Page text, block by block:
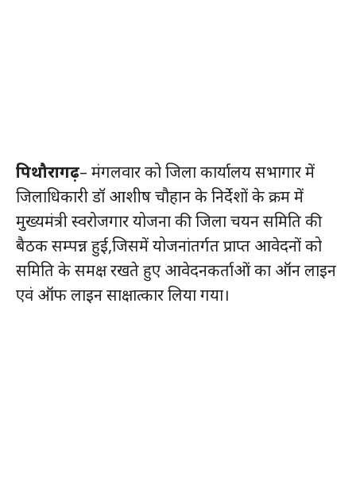
पिथौरागढ़– मंगलवार को जिला कार्यालय सभागार में
जिलाधिकारी डॉ आशीष चौहान के निर्देशों के क्रम में
मुख्यमंत्री स्वरोजगार योजना की जिला चयन समिति की
बैठक सम्पन्न हुई,जिसमें योजनांतर्गत प्राप्त आवेदनों को
समिति के समक्ष रखते हुए आवेदनकर्ताओं का ऑन लाइन
एवं ऑफ लाइन साक्षात्कार लिया गया।